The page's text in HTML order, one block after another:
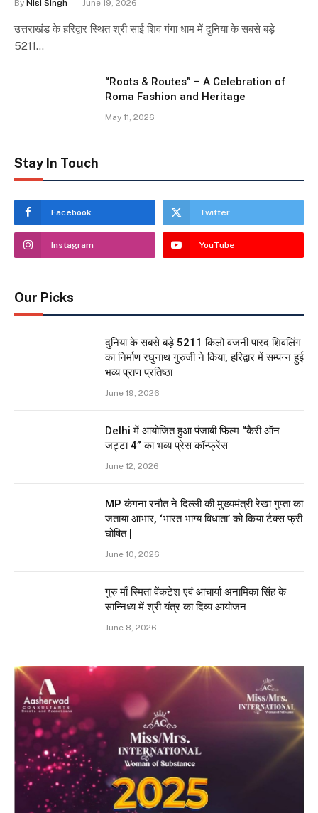
By Nisi Singh June 19, 2026
उत्तराखंड के हरिद्वार स्थित श्री साई शिव गंगा धाम में दुनिया के सबसे बड़े
5211…
“Roots & Routes” – A Celebration of
Roma Fashion and Heritage
May 11, 2026
Stay In Touch
Facebook Twitter
Instagram YouTube
Our Picks
दुनिया के सबसे बड़े 5211 किलो वजनी पारद शिवलिंग
का निर्माण रघुनाथ गुरुजी ने किया, हरिद्वार में सम्पन्न हुई
भव्य प्राण प्रतिष्ठा
June 19, 2026
Delhi में आयोजित हुआ पंजाबी फिल्म “कैरी ऑन
जट्टा 4” का भव्य प्रेस कॉन्फ्रेंस
June 12, 2026
MP कंगना रनौत ने दिल्ली की मुख्यमंत्री रेखा गुप्ता का
जताया आभार, ‘भारत भाग्य विधाता’ को किया टैक्स फ्री
घोषित |
June 10, 2026
गुरु माँ स्मिता वेंकटेश एवं आचार्या अनामिका सिंह के
सान्निध्य में श्री यंत्र का दिव्य आयोजन
June 8, 2026